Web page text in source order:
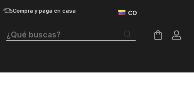
Compra y paga en casa
¿Qué buscas?